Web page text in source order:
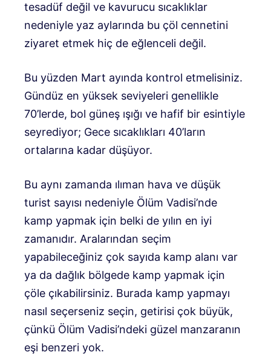
tesadüf değil ve kavurucu sıcaklıklar
nedeniyle yaz aylarında bu çöl cennetini
ziyaret etmek hiç de eğlenceli değil.
Bu yüzden Mart ayında kontrol etmelisiniz.
Gündüz en yüksek seviyeleri genellikle
70’lerde, bol güneş ışığı ve hafif bir esintiyle
seyrediyor; Gece sıcaklıkları 40’ların
ortalarına kadar düşüyor.
Bu aynı zamanda ılıman hava ve düşük
turist sayısı nedeniyle Ölüm Vadisi’nde
kamp yapmak için belki de yılın en iyi
zamanıdır. Aralarından seçim
yapabileceğiniz çok sayıda kamp alanı var
ya da dağlık bölgede kamp yapmak için
çöle çıkabilirsiniz. Burada kamp yapmayı
nasıl seçerseniz seçin, getirisi çok büyük,
çünkü Ölüm Vadisi’ndeki güzel manzaranın
eşi benzeri yok.